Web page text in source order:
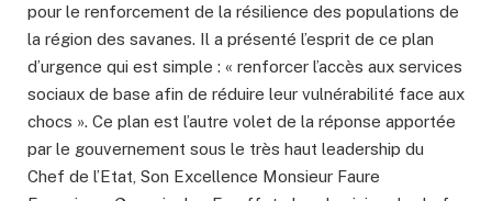
pour le renforcement de la résilience des populations de
la région des savanes. Il a présenté l’esprit de ce plan
d’urgence qui est simple : « renforcer l’accès aux services
sociaux de base afin de réduire leur vulnérabilité face aux
chocs ». Ce plan est l’autre volet de la réponse apportée
par le gouvernement sous le très haut leadership du
Chef de l’Etat, Son Excellence Monsieur Faure